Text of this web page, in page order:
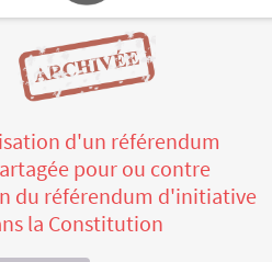
d'un référendum
pour ou contre
du référendum d'initiative
la Constitution